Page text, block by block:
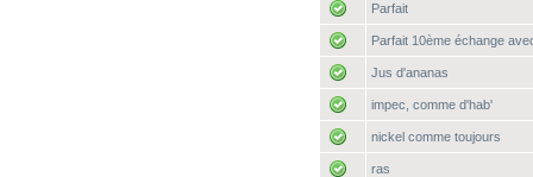
Parfait
Parfait 10ème échange
Jus d'ananas
impec, comme d'hab'
nickel comme toujours
ras